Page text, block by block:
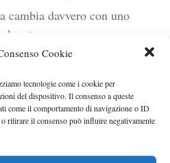
Cookie
tecnologie come i cookie per
del dispositivo. Il consenso a queste
come il comportamento di navigazione o ID
ritirare il consenso può influire negativamente
cambia davvero con uno
elettrica: mobilità
noleggio a lungo
lampeggianti